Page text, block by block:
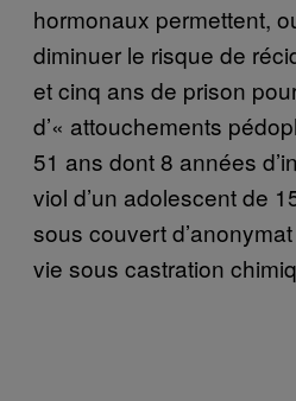
hormonaux permettent,
diminuer le risque de
et cinq ans de prison
d’« attouchements
51 ans dont 8 années
viol d’un adolescent de
sous couvert
vie sous castration